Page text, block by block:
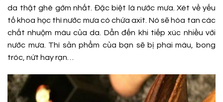
da thật ghê gớm nhất. Đặc biệt là nước mưa. Xét về yếu
tố khoa học thì nước mưa có chứa axit. Nó sẽ hòa tan các
chất nhuộm màu của da. Dẫn đến khi tiếp xúc nhiều với
nước mưa. Thì sản phẩm của bạn sẽ bị phai màu, bong
tróc, nứt hay rạn…